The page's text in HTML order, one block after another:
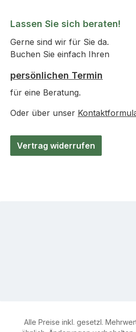
Lassen Sie sich beraten!
Gerne sind wir für Sie da.
Buchen Sie einfach Ihren
persönlichen Termin
für eine Beratung.
Oder über unser
Vertrag widerrufen
Alle Preise inkl. gesetzl.